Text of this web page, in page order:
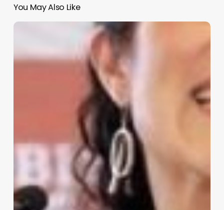
You May Also Like
«Garantizar
Fiscalía»: